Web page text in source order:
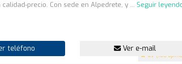
4.7 (168
precio. Con sede en Alpedrete, y ... Seguir
teléfono Ver e-mail